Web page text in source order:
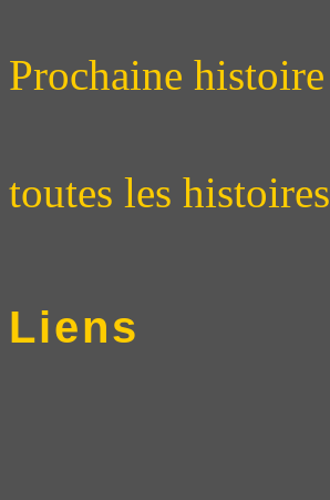
Prochaine histoire
toutes les histoires
Liens